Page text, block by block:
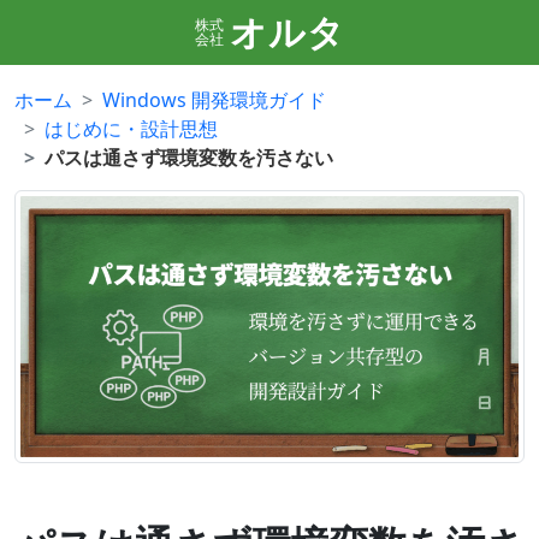
株式
会社 オルタ
ホーム
Windows 開発環境ガイド
はじめに・設計思想
パスは通さず環境変数を汚さない